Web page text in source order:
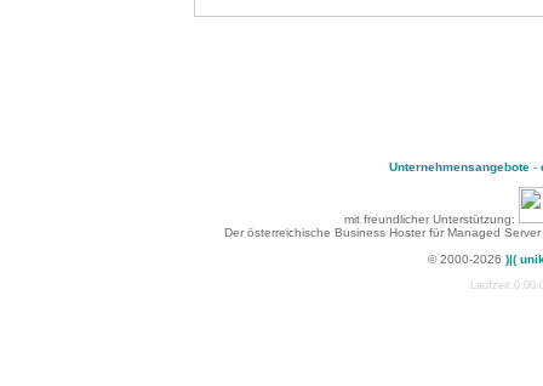
Unternehmensangebote-
mit freundlicher Unterstützung:
Der österreichische Business Hoster für Managed
© 2000-2026 )|(